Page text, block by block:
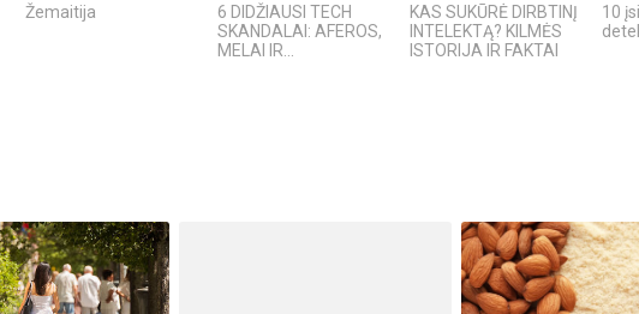
Žemaitija
6 DIDŽIAUSI TECH
SKANDALAI: AFEROS,
MELAI IR...
KAS SUKŪRĖ DIRBTINĮ
INTELEKTĄ? KILMĖS
ISTORIJA IR FAKTAI
10